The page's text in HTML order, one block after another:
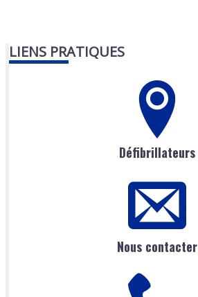
LIENS PRATIQUES
Défibrillateurs
Nous contacter